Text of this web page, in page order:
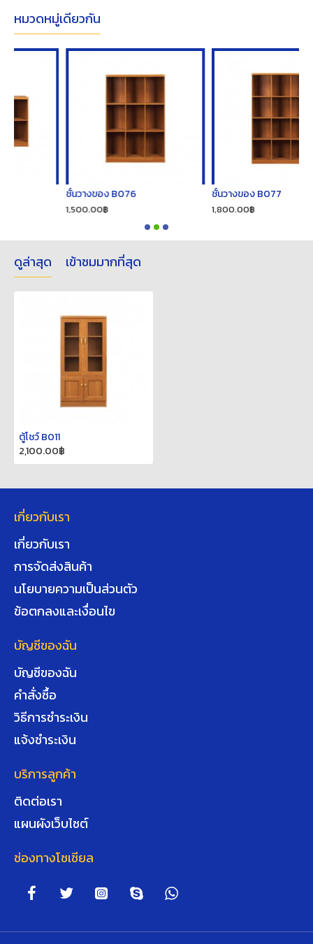
หมวดหมู่เดียวกัน
ชั้นวางของ B076
1,500.00฿
ชั้นวางของ B077
1,800.00฿
ดูล่าสุด เข้าชมมากที่สุด
ตู้โชว์ B011
2,100.00฿
เกี่ยวกับเรา
เกี่ยวกับเรา
การจัดส่งสินค้า
นโยบายความเป็นส่วนตัว
ข้อตกลงและเงื่อนไข
บัญชีของฉัน
บัญชีของฉัน
คำสั่งซื้อ
วิธีการชำระเงิน
แจ้งชำระเงิน
บริการลูกค้า
ติดต่อเรา
แผนผังเว็บไซต์
ช่องทางโซเชียล